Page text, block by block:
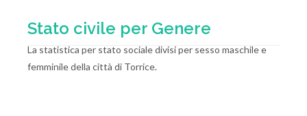
Stato civile per Genere
La statistica per stato sociale divisi per sesso maschile e
femminile della città di Torrice.